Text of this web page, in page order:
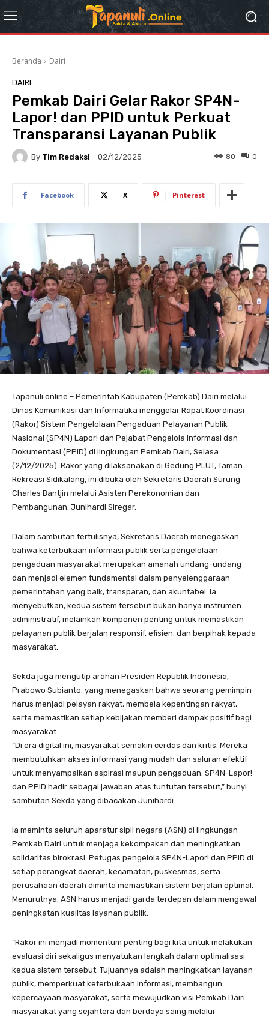
Beranda Dairi
DAIRI
Pemkab Dairi Gelar Rakor SP4N-
Lapor! dan PPID untuk Perkuat
Transparansi Layanan Publik
By Tim Redaksi 02/12/2025 0
80
Facebook X Pinterest
Tapanuli.online – Pemerintah Kabupaten (Pemkab) Dairi melalui
Dinas Komunikasi dan Informatika menggelar Rapat Koordinasi
(Rakor) Sistem Pengelolaan Pengaduan Pelayanan Publik
Nasional (SP4N) Lapor! dan Pejabat Pengelola Informasi dan
Dokumentasi (PPID) di lingkungan Pemkab Dairi, Selasa
(2/12/2025). Rakor yang dilaksanakan di Gedung PLUT, Taman
Rekreasi Sidikalang, ini dibuka oleh Sekretaris Daerah Surung
Charles Bantjin melalui Asisten Perekonomian dan
Pembangunan, Junihardi Siregar.
Dalam sambutan tertulisnya, Sekretaris Daerah menegaskan
bahwa keterbukaan informasi publik serta pengelolaan
pengaduan masyarakat merupakan amanah undang-undang
dan menjadi elemen fundamental dalam penyelenggaraan
pemerintahan yang baik, transparan, dan akuntabel. Ia
menyebutkan, kedua sistem tersebut bukan hanya instrumen
administratif, melainkan komponen penting untuk memastikan
pelayanan publik berjalan responsif, efisien, dan berpihak kepada
masyarakat.
Sekda juga mengutip arahan Presiden Republik Indonesia,
Prabowo Subianto, yang menegaskan bahwa seorang pemimpin
harus menjadi pelayan rakyat, membela kepentingan rakyat,
serta memastikan setiap kebijakan memberi dampak positif bagi
masyarakat.
“Di era digital ini, masyarakat semakin cerdas dan kritis. Mereka
membutuhkan akses informasi yang mudah dan saluran efektif
untuk menyampaikan aspirasi maupun pengaduan. SP4N-Lapor!
dan PPID hadir sebagai jawaban atas tuntutan tersebut,” bunyi
sambutan Sekda yang dibacakan Junihardi.
Ia meminta seluruh aparatur sipil negara (ASN) di lingkungan
Pemkab Dairi untuk menjaga kekompakan dan meningkatkan
solidaritas birokrasi. Petugas pengelola SP4N-Lapor! dan PPID di
setiap perangkat daerah, kecamatan, puskesmas, serta
perusahaan daerah diminta memastikan sistem berjalan optimal.
Menurutnya, ASN harus menjadi garda terdepan dalam mengawal
peningkatan kualitas layanan publik.
“Rakor ini menjadi momentum penting bagi kita untuk melakukan
evaluasi diri sekaligus menyatukan langkah dalam optimalisasi
kedua sistem tersebut. Tujuannya adalah meningkatkan layanan
publik, memperkuat keterbukaan informasi, membangun
kepercayaan masyarakat, serta mewujudkan visi Pemkab Dairi:
masyarakat yang sejahtera dan berdaya saing melalui